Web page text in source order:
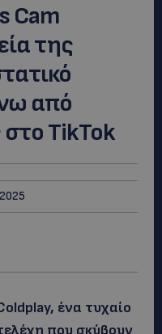
Cam
της
από
TikTok
ένα τυχαίο
που σκύβουν